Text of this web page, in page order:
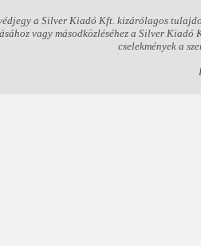
a Silver Kiadó Kft. kizárólagos
vagy másodközléséhez a Silver
cselekmények a